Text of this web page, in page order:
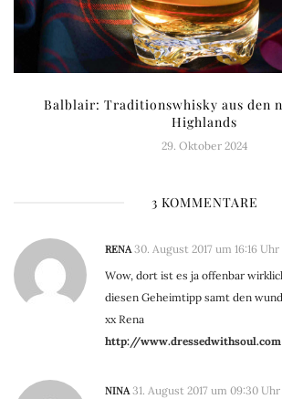
Balblair: Traditionswhisky aus den
Highlands
29. Oktober 2024
3 KOMMENTARE
RENA 30. August 2017 um 16:16 Uhr
Wow, dort ist es ja offenbar
diesen Geheimtipp samt den
xx Rena
http://www.dressedwithsoul.com
NINA 31. August 2017 um 09:30 Uhr